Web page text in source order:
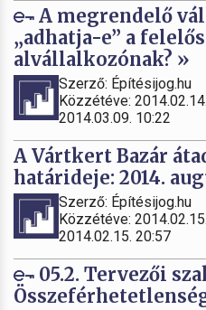
A megrendelő
„adhatja-e” a
alvállalkozónak? »
Szerző: Építésijog.hu
Közzétéve:
2014.03.09. 10:22
A Vártkert Bazár
határideje: 2014.
Szerző: Építésijog.hu
Közzétéve:
2014.02.15. 20:57
05.2. Tervezői